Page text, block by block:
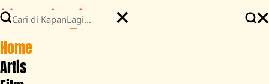
Home
Artis